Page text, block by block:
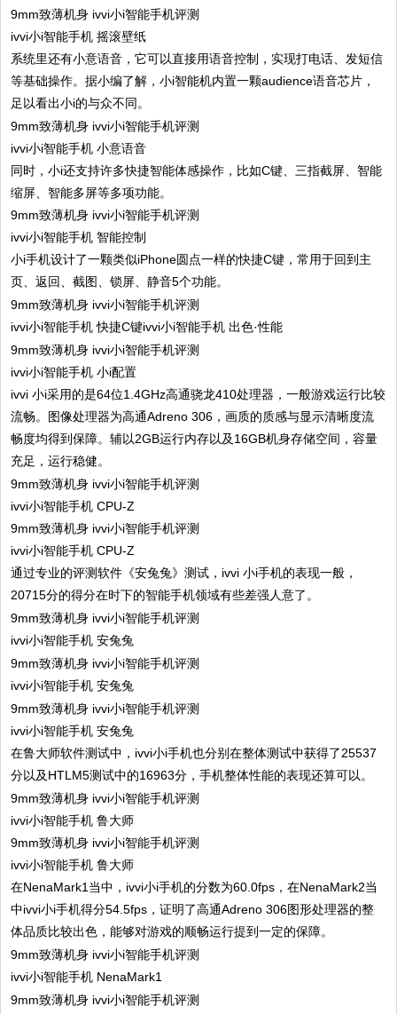
ivvi小i智能手机 摇滚壁纸
系统里还有小意语音，它可以直接用语音控制，实现打电话、发短信
等基础操作。据小编了解，小i智能机内置一颗audience语音芯片，
足以看出小i的与众不同。
ivvi小i智能手机 小意语音
同时，小i还支持许多快捷智能体感操作，比如C键、三指截屏、智能
缩屏、智能多屏等多项功能。
ivvi小i智能手机 智能控制
小i手机设计了一颗类似iPhone圆点一样的快捷C键，常用于回到主
页、返回、截图、锁屏、静音5个功能。
ivvi小i智能手机 快捷C键ivvi小i智能手机 出色·性能
ivvi小i智能手机 小i配置
ivvi 小i采用的是64位1.4GHz高通骁龙410处理器，一般游戏运行比较
流畅。图像处理器为高通Adreno 306，画质的质感与显示清晰度流
畅度均得到保障。辅以2GB运行内存以及16GB机身存储空间，容量
充足，运行稳健。
ivvi小i智能手机 CPU-Z
ivvi小i智能手机 CPU-Z
通过专业的评测软件《安兔兔》测试，ivvi 小i手机的表现一般，
20715分的得分在时下的智能手机领域有些差强人意了。
ivvi小i智能手机 安兔兔
ivvi小i智能手机 安兔兔
ivvi小i智能手机 安兔兔
在鲁大师软件测试中，ivvi小i手机也分别在整体测试中获得了25537
分以及HTLM5测试中的16963分，手机整体性能的表现还算可以。
ivvi小i智能手机 鲁大师
ivvi小i智能手机 鲁大师
在NenaMark1当中，ivvi小i手机的分数为60.0fps，在NenaMark2当
中ivvi小i手机得分54.5fps，证明了高通Adreno 306图形处理器的整
体品质比较出色，能够对游戏的顺畅运行提到一定的保障。
ivvi小i智能手机 NenaMark1